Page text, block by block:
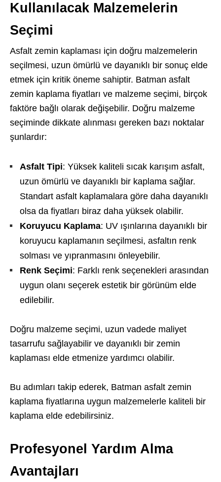
Kullanılacak Malzemelerin
Seçimi
Asfalt zemin kaplaması için doğru malzemelerin
seçilmesi, uzun ömürlü ve dayanıklı bir sonuç elde
etmek için kritik öneme sahiptir. Batman asfalt
zemin kaplama fiyatları ve malzeme seçimi, birçok
faktöre bağlı olarak değişebilir. Doğru malzeme
seçiminde dikkate alınması gereken bazı noktalar
şunlardır:
Asfalt Tipi: Yüksek kaliteli sıcak karışım asfalt,
uzun ömürlü ve dayanıklı bir kaplama sağlar.
Standart asfalt kaplamalara göre daha dayanıklı
olsa da fiyatları biraz daha yüksek olabilir.
Koruyucu Kaplama: UV ışınlarına dayanıklı bir
koruyucu kaplamanın seçilmesi, asfaltın renk
solması ve yıpranmasını önleyebilir.
Renk Seçimi: Farklı renk seçenekleri arasından
uygun olanı seçerek estetik bir görünüm elde
edilebilir.
Doğru malzeme seçimi, uzun vadede maliyet
tasarrufu sağlayabilir ve dayanıklı bir zemin
kaplaması elde etmenize yardımcı olabilir.
Bu adımları takip ederek, Batman asfalt zemin
kaplama fiyatlarına uygun malzemelerle kaliteli bir
kaplama elde edebilirsiniz.
Profesyonel Yardım Alma
Avantajları